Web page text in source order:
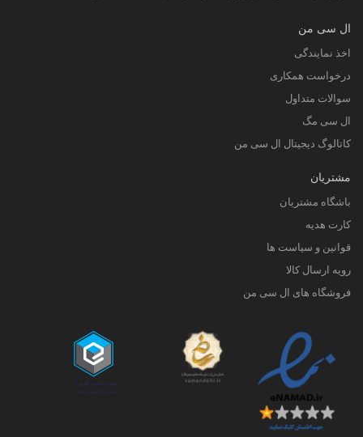
ال سی من
اخذ نمایندگی
درخواست همکاری
سوالات متداول
ال سی مگ
کاتالوگ دیجیتال ال سی من
مشتریان
باشگاه مشتریان
کارت هدیه
قوانین و سیاست ها
رویه ارسال کالا
فروشگاه های ال سی من